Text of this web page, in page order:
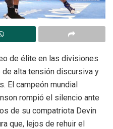
de élite en las divisiones
de alta tensión discursiva y
El campeón mundial
rompió el silencio ante
de su compatriota Devin
que, lejos de rehuir el